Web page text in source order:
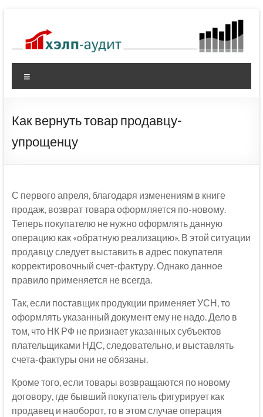
содержимому
Как вернуть товар продавцу-
упрощенцу
С первого апреля, благодаря изменениям в книге
продаж, возврат товара оформляется по-новому.
Теперь покупателю не нужно оформлять данную
операцию как «обратную реализацию». В этой ситуации
продавцу следует выставить в адрес покупателя
корректировочный счет-фактуру. Однако данное
правило применяется не всегда.
Так, если поставщик продукции применяет УСН, то
оформлять указанный документ ему не надо. Дело в
том, что НК РФ не признает указанных субъектов
плательщиками НДС, следовательно, и выставлять
счета-фактуры они не обязаны.
Кроме того, если товары возвращаются по новому
договору, где бывший покупатель фигурирует как
продавец и наоборот, то в этом случае операция